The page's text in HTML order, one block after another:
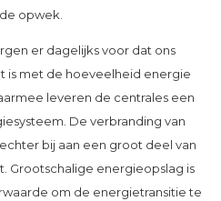
opwek.
er dagelijks voor dat ons
is met de hoeveelheid energie
leveren de centrales een
De verbranding van
bij aan een groot deel van
Grootschalige energieopslag is
om de energietransitie te